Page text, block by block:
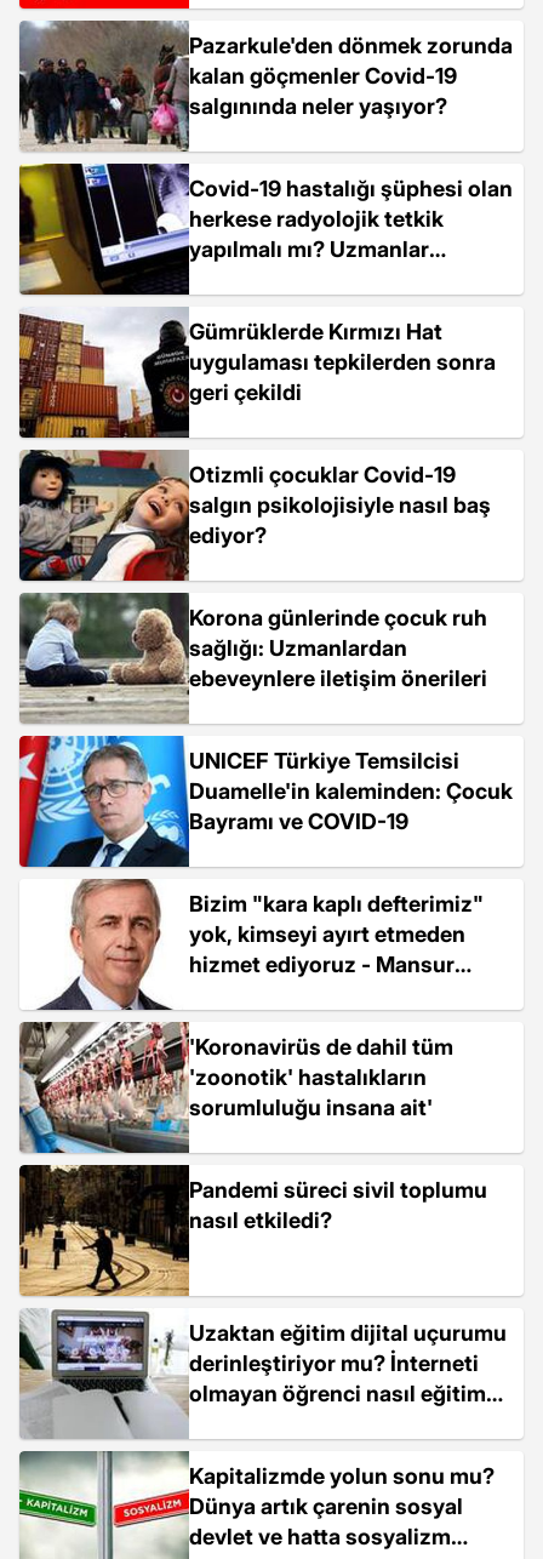
Pazarkule'den dönmek zorunda
kalan göçmenler Covid-19
salgınında neler yaşıyor?
Covid-19 hastalığı şüphesi olan
herkese radyolojik tetkik
yapılmalı mı? Uzmanlar
Gümrüklerde Kırmızı Hat
uygulaması tepkilerden sonra
geri çekildi
Otizmli çocuklar Covid-19
salgın psikolojisiyle nasıl baş
ediyor?
Korona günlerinde çocuk ruh
sağlığı: Uzmanlardan
ebeveynlere iletişim önerileri
UNICEF Türkiye Temsilcisi
Duamelle'in kaleminden: Çocuk
Bayramı ve COVID-19
Bizim "kara kaplı defterimiz"
yok, kimseyi ayırt etmeden
hizmet ediyoruz - Mansur
'Koronavirüs de dahil tüm
'zoonotik' hastalıkların
sorumluluğu insana ait'
Pandemi süreci sivil toplumu
nasıl etkiledi?
Uzaktan eğitim dijital uçurumu
derinleştiriyor mu? İnterneti
olmayan öğrenci nasıl eğitim
Kapitalizmde yolun sonu mu?
Dünya artık çarenin sosyal
devlet ve hatta sosyalizm